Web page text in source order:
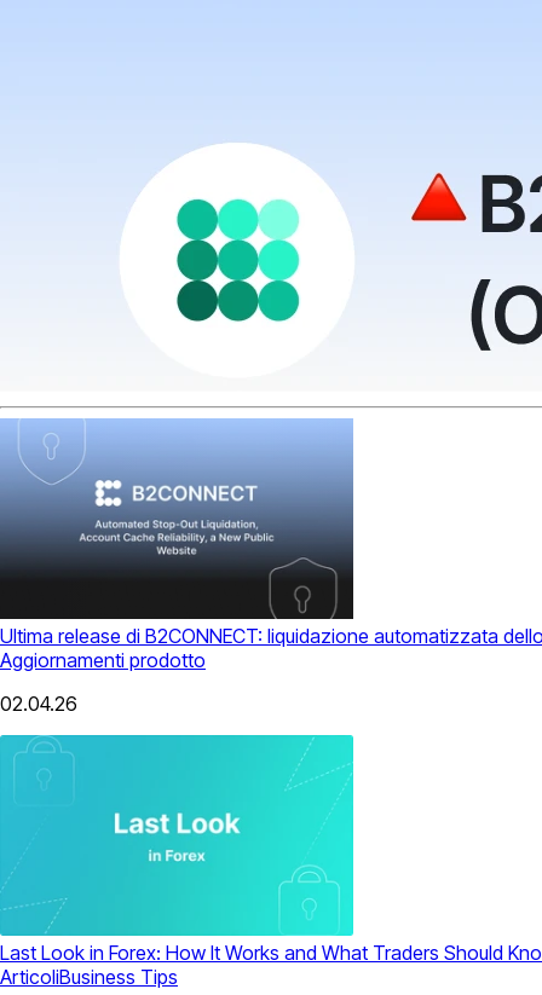
Ultima release di B2CONNECT: liquidazione automatizzata
Aggiornamenti prodotto
02.04.26
Last Look in Forex: How It Works and What Traders Should
ArticoliBusiness Tips